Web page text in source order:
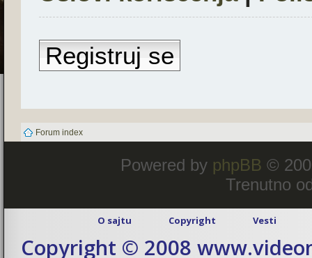
Registruj se
Forum index
Powered by phpBB ©
Trenutno
O sajtu Copyright Vesti
Copyright © 2008